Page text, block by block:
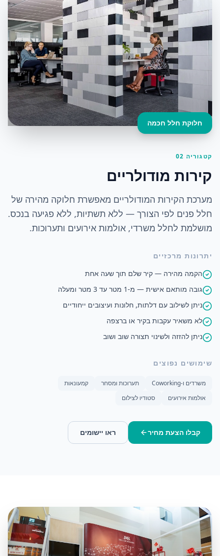
חלוקת חלל חכמה
קטגוריה 02
קירות מודולריים
מערכת הקירות המודולריים מאפשרת חלוקה מהירה של
חלל פנים לפי הצורך — ללא תשתיות, ללא פגיעה בנכס.
מושלמת לחלל משרדי, אולמות אירועים ותערוכות.
יתרונות מרכזיים
הקמה מהירה — קיר שלם תוך שעה אחת
גובה מותאם אישית — מ-1 מטר עד 3 מטר ומעלה
ניתן לשילוב עם דלתות, חלונות ועיצובים ייחודיים
לא משאיר עקבות בקיר או ברצפה
ניתן להזזה ולשינוי תצורה שוב ושוב
שימושים נפוצים
משרדים ו-Coworking תערוכות ומסחר
קמעונאות
אולמות אירועים
סטודיו לצילום
קבלו הצעת מחיר ראו יישומים